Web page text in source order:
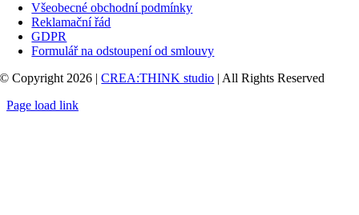
Všeobecné obchodní podmínky
Reklamační řád
GDPR
Formulář na odstoupení od smlouvy
© Copyright 2026 |CREA:THINK studio | All Rights Reserved
Page load link